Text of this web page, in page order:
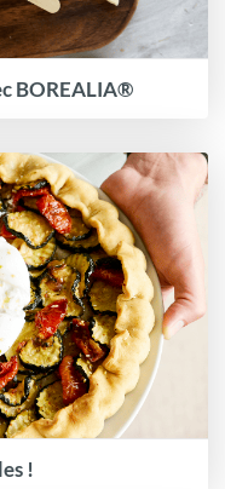
BOREALIA®
!